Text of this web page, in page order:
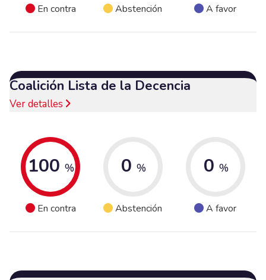
En contra Abstención A favor
Coalición Lista de la Decencia
Ver detalles
100 %
En contra
0 %
Abstención
0 %
A favor